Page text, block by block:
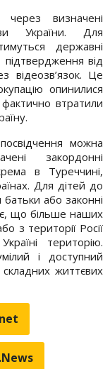
визначені
України. Для
державні
від
відеозв’язок. Це
опинилися
втратили
можна
закордонні
в Туреччині,
Для дітей до
або законні
що більше наших
з території Росії
територію.
і доступний
життєвих